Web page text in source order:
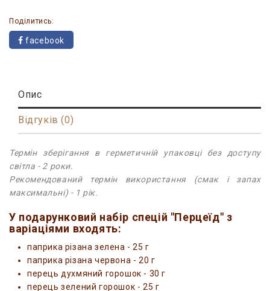
Поділитись:
facebook
Опис
Відгуків (0)
Термін зберігання в герметичній упаковці без доступу
світла - 2 роки.
Рекомендований термін використання (смак і запах
максимальні) - 1 рік.
У подарунковий набір спецій "Перцеїд" з
варіаціями входять:
паприка різана зелена - 25 г
паприка різана червона - 20 г
перець духмяний горошок - 30 г
перець зелений горошок - 25 г